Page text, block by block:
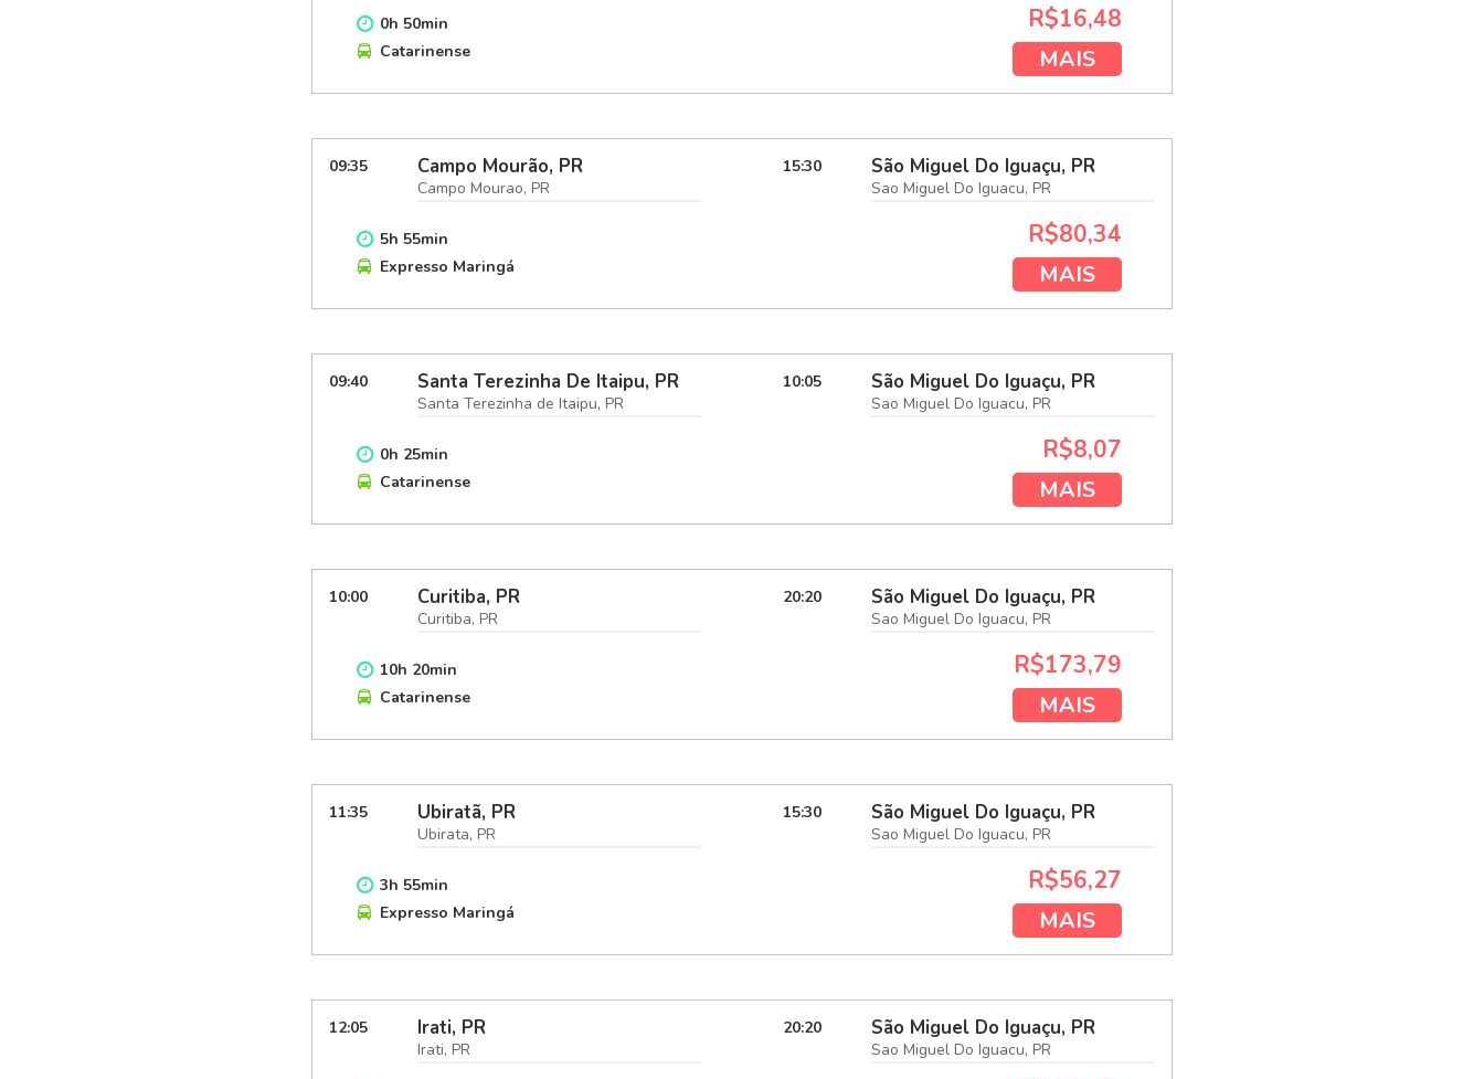
0h 50min
Catarinense
R$16,48
MAIS
09:35 Campo Mourão, PR
Campo Mourao, PR
15:30 São Miguel Do Iguaçu, PR
Sao Miguel Do Iguacu, PR
5h 55min
Expresso Maringá
R$80,34
MAIS
09:40 Santa Terezinha De Itaipu, PR
Santa Terezinha de Itaipu, PR
10:05 São Miguel Do Iguaçu, PR
Sao Miguel Do Iguacu, PR
0h 25min
Catarinense
R$8,07
MAIS
10:00 Curitiba, PR
Curitiba, PR
20:20 São Miguel Do Iguaçu, PR
Sao Miguel Do Iguacu, PR
10h 20min
Catarinense
R$173,79
MAIS
11:35 Ubiratã, PR
Ubirata, PR
15:30 São Miguel Do Iguaçu, PR
Sao Miguel Do Iguacu, PR
3h 55min
Expresso Maringá
R$56,27
MAIS
12:05 Irati, PR
Irati, PR
20:20 São Miguel Do Iguaçu, PR
Sao Miguel Do Iguacu, PR